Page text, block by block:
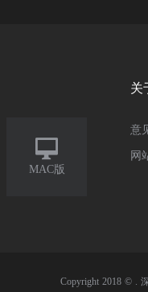

MAC版
关
意
网
Copyright 2018 © .